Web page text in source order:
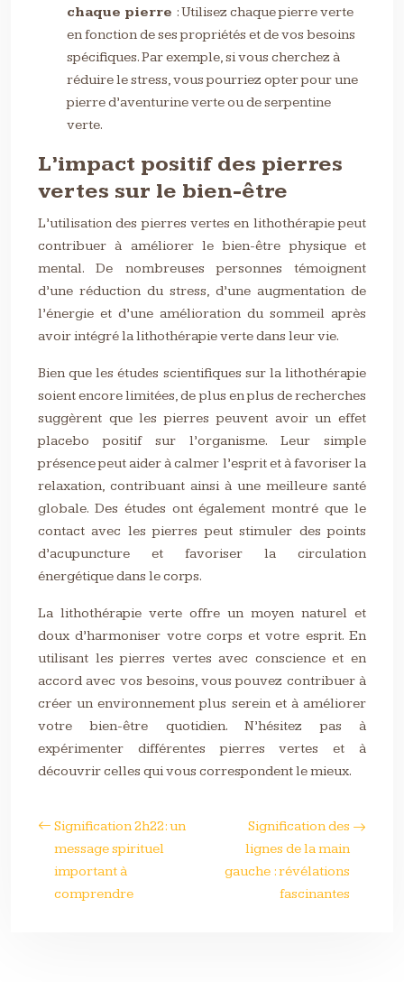
chaque pierre : Utilisez chaque pierre verte
en fonction de ses propriétés et de vos besoins
spécifiques. Par exemple, si vous cherchez à
réduire le stress, vous pourriez opter pour une
pierre d’aventurine verte ou de serpentine
verte.
L’impact positif des pierres
vertes sur le bien-être
L’utilisation des pierres vertes en lithothérapie peut
contribuer à améliorer le bien-être physique et
mental. De nombreuses personnes témoignent
d’une réduction du stress, d’une augmentation de
l’énergie et d’une amélioration du sommeil après
avoir intégré la lithothérapie verte dans leur vie.
Bien que les études scientifiques sur la lithothérapie
soient encore limitées, de plus en plus de recherches
suggèrent que les pierres peuvent avoir un effet
placebo positif sur l’organisme. Leur simple
présence peut aider à calmer l’esprit et à favoriser la
relaxation, contribuant ainsi à une meilleure santé
globale. Des études ont également montré que le
contact avec les pierres peut stimuler des points
d’acupuncture et favoriser la circulation
énergétique dans le corps.
La lithothérapie verte offre un moyen naturel et
doux d’harmoniser votre corps et votre esprit. En
utilisant les pierres vertes avec conscience et en
accord avec vos besoins, vous pouvez contribuer à
créer un environnement plus serein et à améliorer
votre bien-être quotidien. N’hésitez pas à
expérimenter différentes pierres vertes et à
découvrir celles qui vous correspondent le mieux.
Signification 2h22: un
message spirituel
important à
comprendre
Signification des
lignes de la main
gauche : révélations
fascinantes